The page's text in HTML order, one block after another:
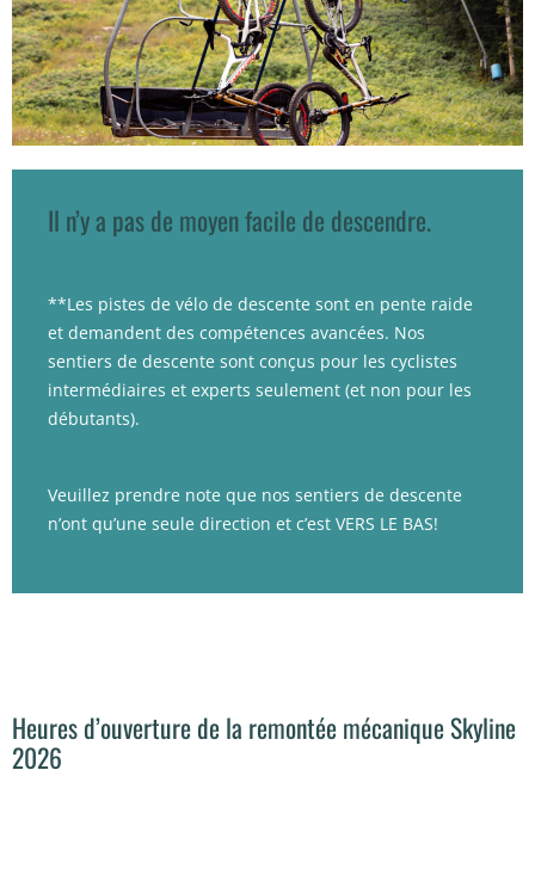
Il n’y a pas de moyen facile de descendre.
**Les pistes de vélo de descente sont en pente raide
et demandent des compétences avancées. Nos
sentiers de descente sont conçus pour les cyclistes
intermédiaires et experts seulement (et non pour les
débutants).
Veuillez prendre note que nos sentiers de descente
n’ont qu’une seule direction et c’est VERS LE BAS!
Heures d’ouverture de la remontée mécanique Skyline
2026